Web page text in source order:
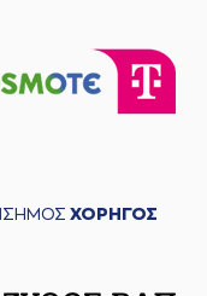
ΧΟΡΗΓΟΣ